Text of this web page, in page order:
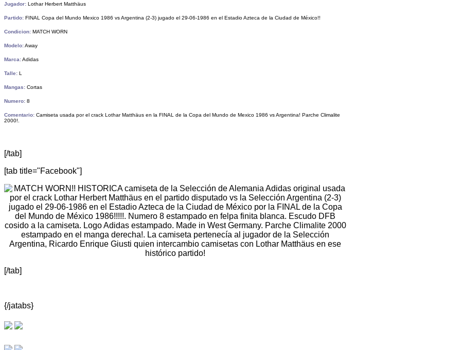
Jugador: Lothar Herbert Matthäus
Partido: FINAL Copa del Mundo Mexico 1986 vs Argentina (2-3) jugado el 29-06-1986 en el Estadio Azteca de la Ciudad de México!!
Condicion: MATCH WORN
Modelo:Away
Marca:Adidas
Talle: L
Mangas: Cortas
Numero: 8
Comentario: Camiseta usada por el crack Lothar Matthäus en la FINAL de la Copa del Mundo de Mexico 1986 vs Argentina! Parche Climalite
2000!.
[/tab]
[tab title="Facebook"]
[/tab]
{/jatabs}